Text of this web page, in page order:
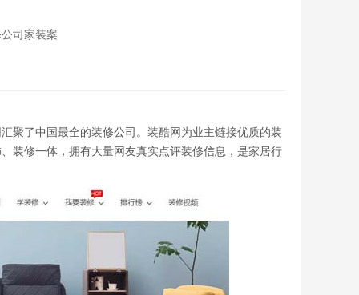
司家装案
聚了中国最全的装修公司。装酷网为业主链接优质的装
装修一体，拥有大量网友真实点评装修信息，是家居行